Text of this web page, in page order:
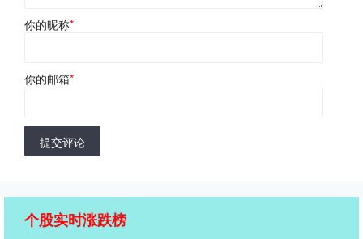
你的昵称*
你的邮箱*
提交评论
个股实时涨跌榜